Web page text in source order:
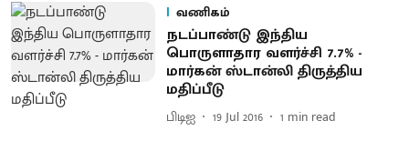
வணிகம்
நடப்பாண்டு இந்திய
பொருளாதார வளர்ச்சி 7.7% -
மார்கன் ஸ்டான்லி திருத்திய
மதிப்பீடு
பிடிஐ 19 Jul 2016 1 min read